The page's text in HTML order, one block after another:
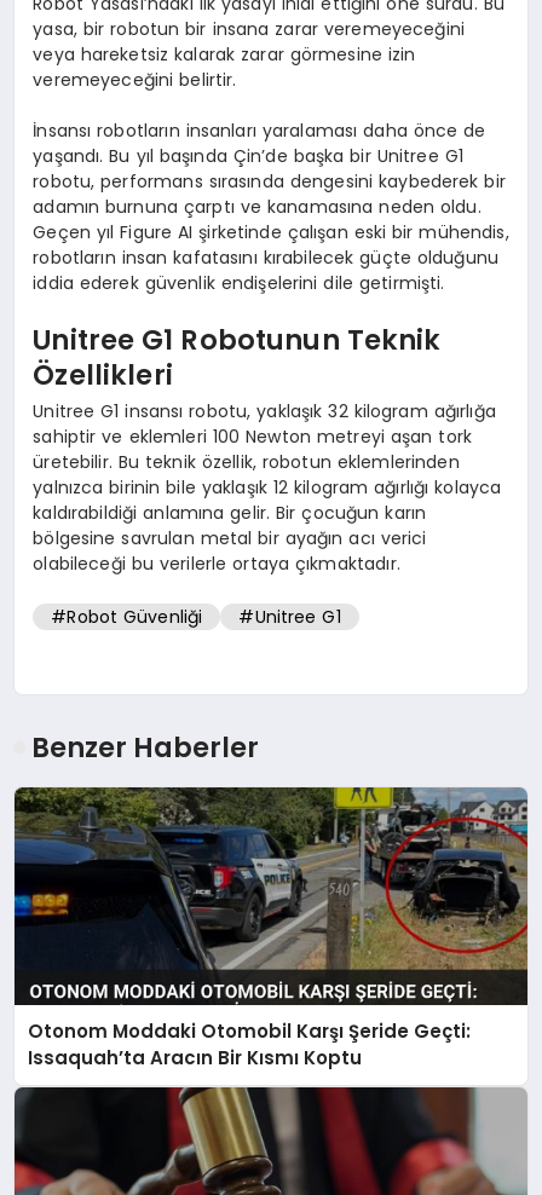
yasa, bir robotun bir insana zarar veremeyeceğini
veya hareketsiz kalarak zarar görmesine izin
veremeyeceğini belirtir.
İnsansı robotların insanları yaralaması daha önce de
yaşandı. Bu yıl başında Çin’de başka bir Unitree G1
robotu, performans sırasında dengesini kaybederek bir
adamın burnuna çarptı ve kanamasına neden oldu.
Geçen yıl Figure AI şirketinde çalışan eski bir mühendis,
robotların insan kafatasını kırabilecek güçte olduğunu
iddia ederek güvenlik endişelerini dile getirmişti.
Unitree G1 Robotunun Teknik
Özellikleri
Unitree G1 insansı robotu, yaklaşık 32 kilogram ağırlığa
sahiptir ve eklemleri 100 Newton metreyi aşan tork
üretebilir. Bu teknik özellik, robotun eklemlerinden
yalnızca birinin bile yaklaşık 12 kilogram ağırlığı kolayca
kaldırabildiği anlamına gelir. Bir çocuğun karın
bölgesine savrulan metal bir ayağın acı verici
olabileceği bu verilerle ortaya çıkmaktadır.
#Robot Güvenliği #Unitree G1
Benzer Haberler
Otonom Moddaki Otomobil Karşı Şeride Geçti:
Issaquah’ta Aracın Bir Kısmı Koptu